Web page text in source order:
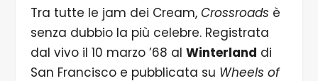
Tra tutte le jam dei Cream, Crossroads è
senza dubbio la più celebre. Registrata
dal vivo il 10 marzo ’68 al Winterland di
San Francisco e pubblicata su Wheels of